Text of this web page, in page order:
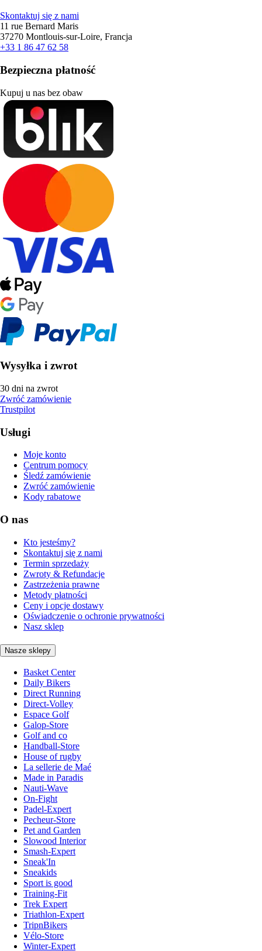
Skontaktuj się z nami
11 rue Bernard Maris
37270 Montlouis-sur-Loire, Francja
+33 1 86 47 62 58
Bezpieczna płatność
Kupuj u nas bez obaw
Wysyłka i zwrot
30 dni na zwrot
Zwróć zamówienie
Trustpilot
Usługi
Moje konto
Centrum pomocy
Śledź zamówienie
Zwróć zamówienie
Kody rabatowe
O nas
Kto jesteśmy?
Skontaktuj się z nami
Termin sprzedaży
Zwroty & Refundacje
Zastrzeżenia prawne
Metody płatności
Ceny i opcje dostawy
Oświadczenie o ochronie prywatności
Nasz sklep
Nasze sklepy
Basket Center
Daily Bikers
Direct Running
Direct-Volley
Espace Golf
Galop-Store
Golf and co
Handball-Store
House of rugby
La sellerie de Maé
Made in Paradis
Nauti-Wave
On-Fight
Padel-Expert
Pecheur-Store
Pet and Garden
Slowood Interior
Smash-Expert
Sneak'In
Sneakids
Sport is good
Training-Fit
Trek Expert
Triathlon-Expert
TripnBikers
Vélo-Store
Winter-Expert